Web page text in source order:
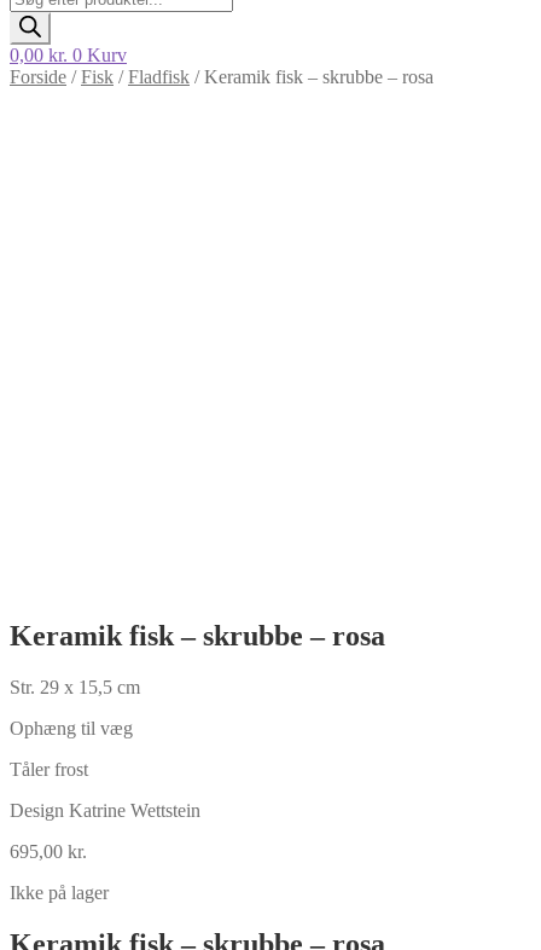
search
0,00 kr. 0 Kurv
Forside /Fisk /Fladfisk /Keramik fisk – skrubbe – rosa
Keramik fisk – skrubbe – rosa
Str. 29 x 15,5 cm
Ophæng til væg
Tåler frost
Design Katrine Wettstein
695,00 kr.
Ikke på lager
Keramik fisk – skrubbe – rosa